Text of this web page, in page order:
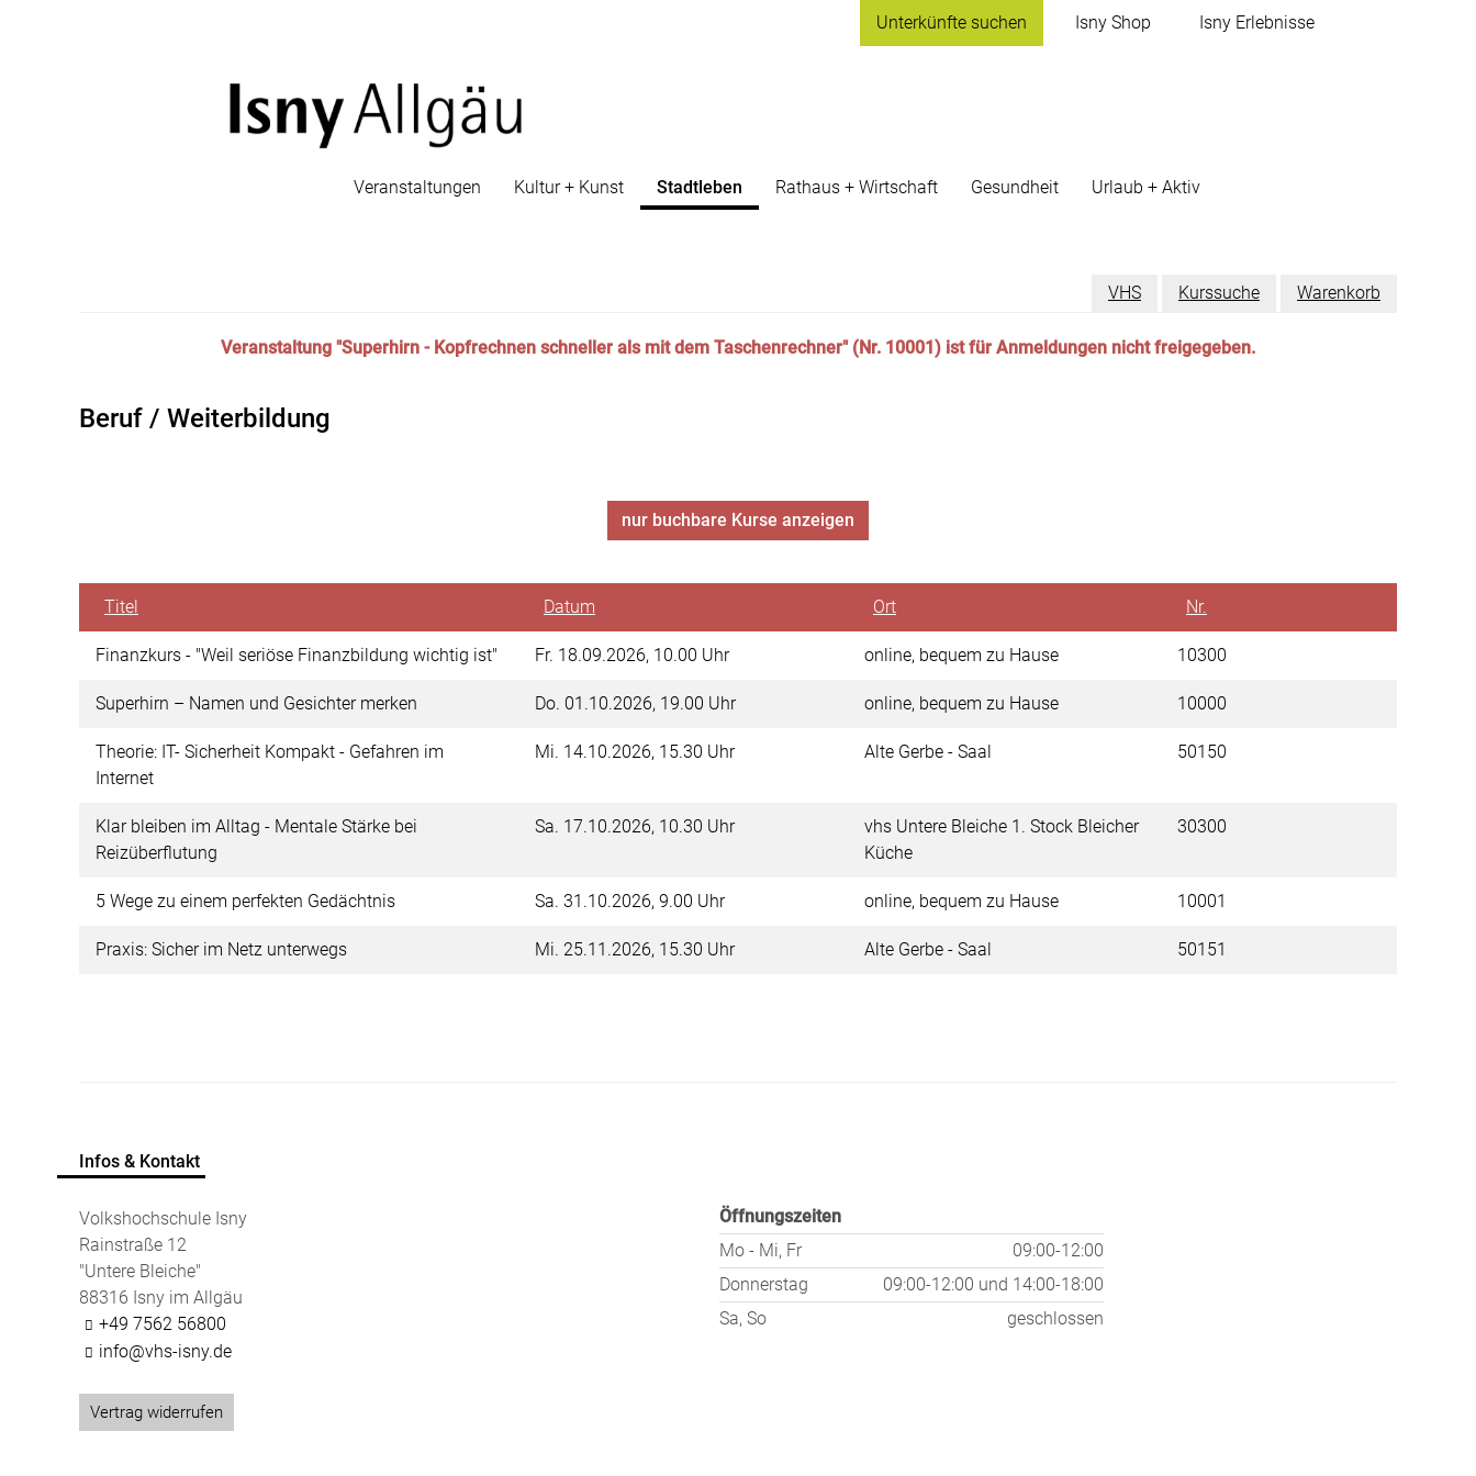
Unterkünfte suchen Isny Shop Isny Erlebnisse
Veranstaltungen Kultur + Kunst Stadtleben Rathaus + Wirtschaft Gesundheit Urlaub + Aktiv
VHS Kurssuche Warenkorb
Veranstaltung "Superhirn - Kopfrechnen schneller als mit dem Taschenrechner" (Nr. 10001) ist für Anmeldungen nicht freigegeben.
Beruf / Weiterbildung
nur buchbare Kurse anzeigen
Titel Datum Ort Nr.
Finanzkurs - "Weil seriöse Finanzbildung wichtig ist" Fr. 18.09.2026, 10.00 Uhr online, bequem zu Hause 10300
Superhirn – Namen und Gesichter merken Do. 01.10.2026, 19.00 Uhr online, bequem zu Hause 10000
Theorie: IT- Sicherheit Kompakt - Gefahren im
Internet
Mi. 14.10.2026, 15.30 Uhr Alte Gerbe - Saal 50150
Klar bleiben im Alltag - Mentale Stärke bei
Reizüberflutung
Sa. 17.10.2026, 10.30 Uhr
vhs Untere Bleiche 1. Stock Bleicher
Küche
30300
5 Wege zu einem perfekten Gedächtnis Sa. 31.10.2026, 9.00 Uhr online, bequem zu Hause 10001
Praxis: Sicher im Netz unterwegs Mi. 25.11.2026, 15.30 Uhr Alte Gerbe - Saal 50151
Infos & Kontakt
Volkshochschule Isny
Rainstraße 12
"Untere Bleiche"
88316 Isny im Allgäu
+49 7562 56800
info@vhs-isny.de
Vertrag widerrufen
Öffnungszeiten
Mo - Mi, Fr
09:00-12:00
Donnerstag
09:00-12:00 und 14:00-18:00
Sa, So
geschlossen